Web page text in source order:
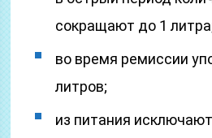
сокращают до 1
во время ремиссии
литров;
из питания